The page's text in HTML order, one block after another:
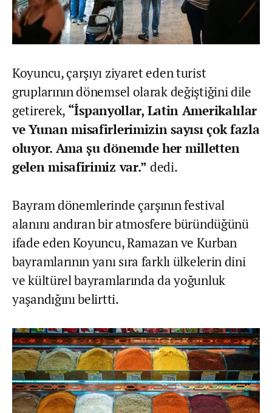
Koyuncu, çarşıyı ziyaret eden turist
gruplarının dönemsel olarak değiştiğini dile
getirerek, “İspanyollar, Latin Amerikalılar
ve Yunan misafirlerimizin sayısı çok fazla
oluyor. Ama şu dönemde her milletten
gelen misafirimiz var.” dedi.
Bayram dönemlerinde çarşının festival
alanını andıran bir atmosfere büründüğünü
ifade eden Koyuncu, Ramazan ve Kurban
bayramlarının yanı sıra farklı ülkelerin dini
ve kültürel bayramlarında da yoğunluk
yaşandığını belirtti.